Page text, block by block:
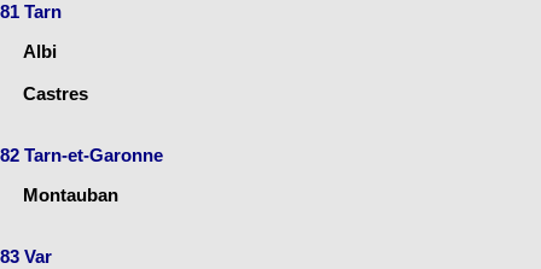
81 Tarn
Albi
Castres
82 Tarn-et-Garonne
Montauban
83 Var